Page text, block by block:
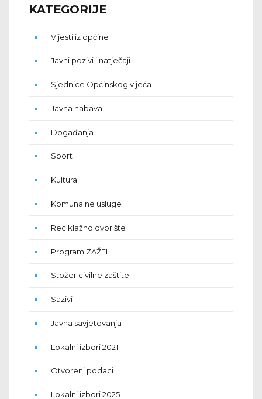
KATEGORIJE
Vijesti iz općine
Javni pozivi i natječaji
Sjednice Općinskog vijeća
Javna nabava
Događanja
Sport
Kultura
Komunalne usluge
Reciklažno dvorište
Program ZAŽELI
Stožer civilne zaštite
Sazivi
Javna savjetovanja
Lokalni izbori 2021
Otvoreni podaci
Lokalni izbori 2025